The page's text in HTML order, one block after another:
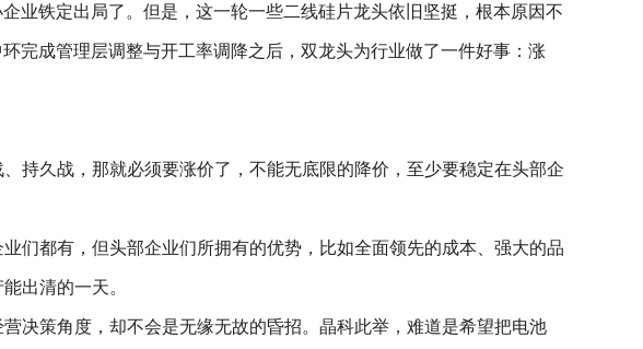
业铁定出局了。但是，这一轮一些二线硅片龙头依旧坚挺，根本原因不
完成管理层调整与开工率调降之后，双龙头为行业做了一件好事：涨
持久战，那就必须要涨价了，不能无底限的降价，至少要稳定在头部企
们都有，但头部企业们所拥有的优势，比如全面领先的成本、强大的品
出清的一天。
决策角度，却不会是无缘无故的昏招。晶科此举，难道是希望把电池